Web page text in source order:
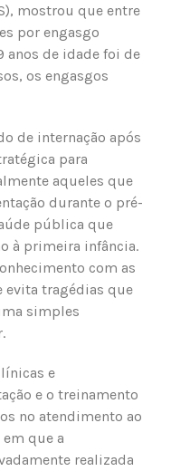
mostrou que entre
por engasgo
anos de idade foi de
os engasgos
de internação após
para
aqueles que
durante o pré-
pública que
à primeira infância.
com as
evita tragédias que
simples
e
e o treinamento
no atendimento ao
que a
realizada